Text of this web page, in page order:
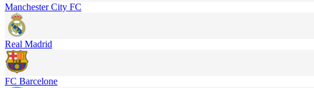
Manchester City FC
Real Madrid
FC Barcelone